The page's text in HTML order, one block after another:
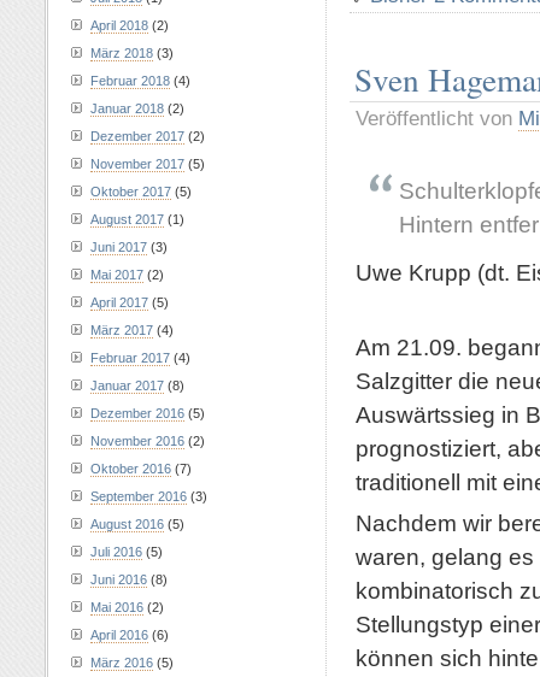
Sven
Veröffentlicht von
Hintern
Uwe Krupp (dt.
Am 21.09.
Salzgitter die
Auswärtssieg in
prognostiziert,
traditionell mit
Nachdem wir
waren, gelang es
kombinatorisch
Stellungstyp
können sich
April 2018 (2)
März 2018 (3)
Februar 2018 (4)
Januar 2018 (2)
Dezember 2017 (2)
November 2017 (5)
Oktober 2017 (5)
August 2017 (1)
Juni 2017 (3)
Mai 2017 (2)
April 2017 (5)
März 2017 (4)
Februar 2017 (4)
Januar 2017 (8)
Dezember 2016 (5)
November 2016 (2)
Oktober 2016 (7)
September 2016 (3)
August 2016 (5)
Juli 2016 (5)
Juni 2016 (8)
Mai 2016 (2)
April 2016 (6)
März 2016 (5)